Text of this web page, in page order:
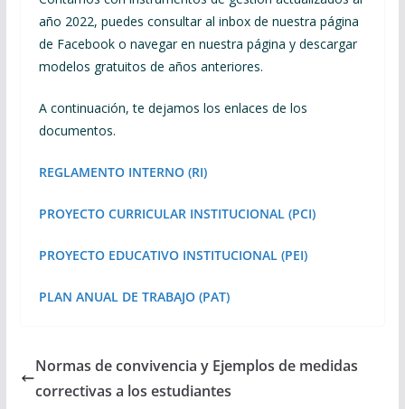
año 2022, puedes consultar al inbox de nuestra página
de Facebook o navegar en nuestra página y descargar
modelos gratuitos de años anteriores.
A continuación, te dejamos los enlaces de los
documentos.
REGLAMENTO INTERNO (RI)
PROYECTO CURRICULAR INSTITUCIONAL (PCI)
PROYECTO EDUCATIVO INSTITUCIONAL (PEI)
PLAN ANUAL DE TRABAJO (PAT)
Normas de convivencia y Ejemplos de medidas
correctivas a los estudiantes